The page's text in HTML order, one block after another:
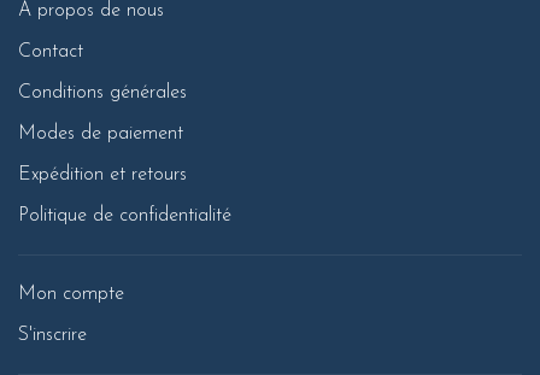
À propos de nous
Contact
Conditions générales
Modes de paiement
Expédition et retours
Politique de confidentialité
Mon compte
S'inscrire